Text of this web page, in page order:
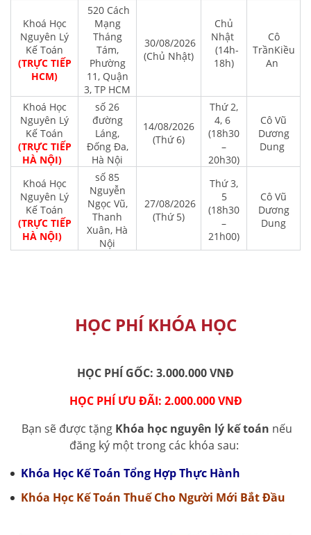
Khoá Học
Nguyên Lý
Kế Toán
(TRỰC TIẾP
HCM)
520 Cách
Mạng
Tháng
Tám,
Phường
11, Quận
3, TP HCM
30/08/2026
(Chủ Nhật)
Chủ
Nhật
(14h-
18h)
Cô
TrầnKiều
An
Khoá Học
Nguyên Lý
Kế Toán
(TRỰC TIẾP
HÀ NỘI)
số 26
đường
Láng,
Đống Đa,
Hà Nội
14/08/2026
(Thứ 6)
Thứ 2,
4, 6
(18h30
–
20h30)
Cô Vũ
Dương
Dung
Khoá Học
Nguyên Lý
Kế Toán
(TRỰC TIẾP
HÀ NỘI)
số 85
Nguyễn
Ngọc Vũ,
Thanh
Xuân, Hà
Nội
27/08/2026
(Thứ 5)
Thứ 3,
5
(18h30
–
21h00)
Cô Vũ
Dương
Dung
HỌC PHÍ KHÓA HỌC
HỌC PHÍ GỐC: 3.000.000 VNĐ
HỌC PHÍ ƯU ĐÃI: 2.000.000 VNĐ
Bạn sẽ được tặng Khóa học nguyên lý kế toán nếu
đăng ký một trong các khóa sau:
Khóa Học Kế Toán Tổng Hợp Thực Hành
Khóa Học Kế Toán Thuế Cho Người Mới Bắt Đầu